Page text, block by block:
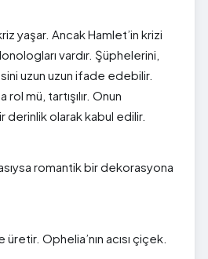
yaşar. Ancak Hamlet’in krizi
vardır. Şüphelerini,
uzun uzun ifade edebilir.
mü, tartışılır. Onun
derinlik olarak kabul edilir.
romantik bir dekorasyona
üretir. Ophelia’nın acısı çiçek.